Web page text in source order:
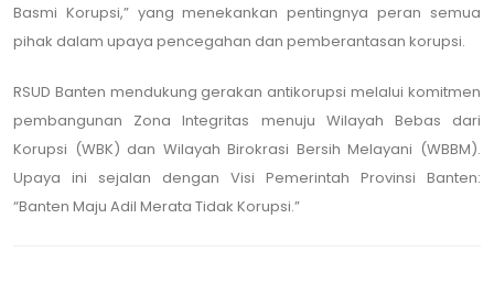
Basmi Korupsi,” yang menekankan pentingnya peran semua
pihak dalam upaya pencegahan dan pemberantasan korupsi.
RSUD Banten mendukung gerakan antikorupsi melalui komitmen
pembangunan Zona Integritas menuju Wilayah Bebas dari
Korupsi (WBK) dan Wilayah Birokrasi Bersih Melayani (WBBM).
Upaya ini sejalan dengan Visi Pemerintah Provinsi Banten:
“Banten Maju Adil Merata Tidak Korupsi.”